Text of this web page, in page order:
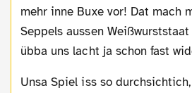
mehr inne Buxe vor! Dat mach
Seppels aussen
übba uns lacht ja schon fast
Unsa Spiel iss so durchsichtich, dat mein